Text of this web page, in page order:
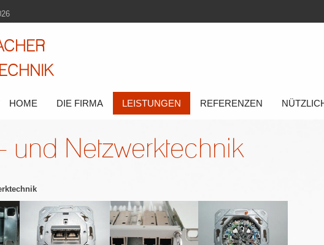
HOME DIE FIRMA LEISTUNGEN REFERENZEN
und Netzwerktechnik